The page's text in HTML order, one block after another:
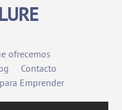
ofrecemos
Contacto
Emprender